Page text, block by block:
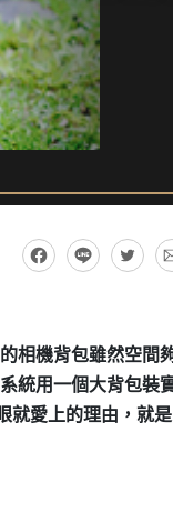
相機背包雖然空間
統用一個大背包裝
就愛上的理由，就